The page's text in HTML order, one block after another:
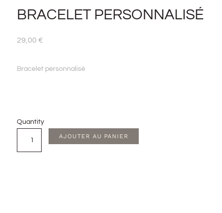
BRACELET PERSONNALISÉ
29,00 €
Bracelet personnalisé
Quantity
AJOUTER AU PANIER